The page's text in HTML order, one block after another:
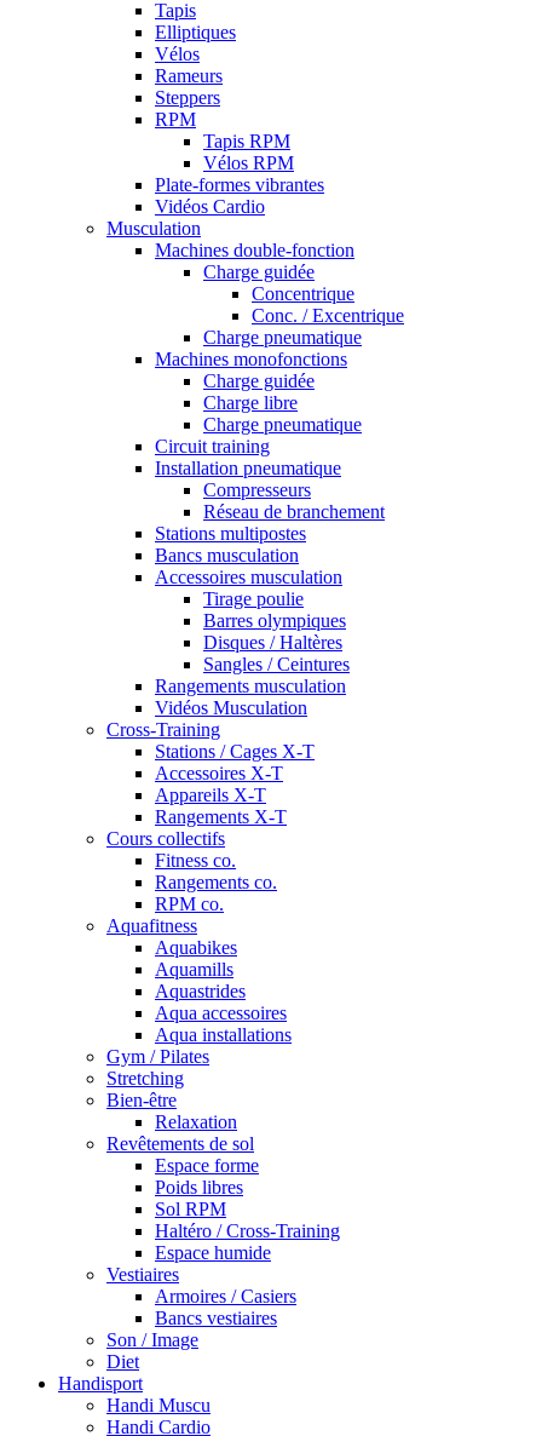
Tapis
Elliptiques
Vélos
Rameurs
Steppers
RPM
Tapis RPM
Vélos RPM
Plate-formes vibrantes
Vidéos Cardio
Musculation
Machines double-fonction
Charge guidée
Concentrique
Conc. / Excentrique
Charge pneumatique
Machines monofonctions
Charge guidée
Charge libre
Charge pneumatique
Circuit training
Installation pneumatique
Compresseurs
Réseau de branchement
Stations multipostes
Bancs musculation
Accessoires musculation
Tirage poulie
Barres olympiques
Disques / Haltères
Sangles / Ceintures
Rangements musculation
Vidéos Musculation
Cross-Training
Stations / Cages X-T
Accessoires X-T
Appareils X-T
Rangements X-T
Cours collectifs
Fitness co.
Rangements co.
RPM co.
Aquafitness
Aquabikes
Aquamills
Aquastrides
Aqua accessoires
Aqua installations
Gym / Pilates
Stretching
Bien-être
Relaxation
Revêtements de sol
Espace forme
Poids libres
Sol RPM
Haltéro / Cross-Training
Espace humide
Vestiaires
Armoires / Casiers
Bancs vestiaires
Son / Image
Diet
Handisport
Handi Muscu
Handi Cardio